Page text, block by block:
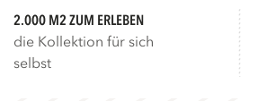
2.000 M2 ZUM ERLEBEN
die Kollektion für sich
selbst